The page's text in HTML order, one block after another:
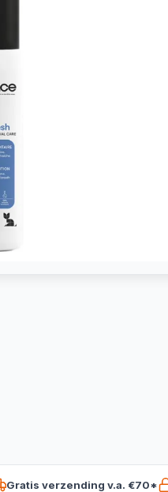
Gratis verzending v.a. €70*